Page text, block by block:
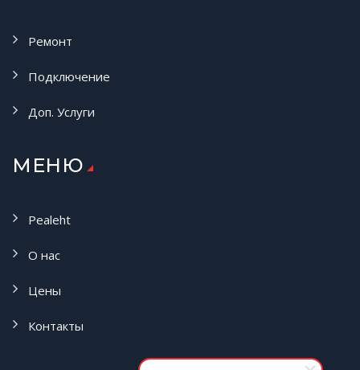
Ремонт
Подключение
Доп. Услуги
МЕНЮ
Pealeht
О нас
Цены
Контакты